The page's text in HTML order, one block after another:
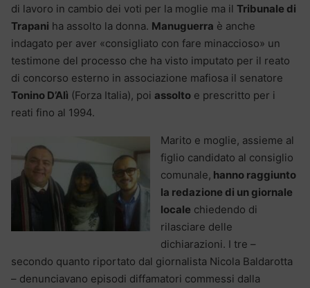
di lavoro in cambio dei voti per la moglie ma il Tribunale di
Trapani ha assolto la donna. Manuguerra è anche
indagato per aver «consigliato con fare minaccioso» un
testimone del processo che ha visto imputato per il reato
di concorso esterno in associazione mafiosa il senatore
Tonino D’Alì (Forza Italia), poi assolto e prescritto per i
reati fino al 1994.
Marito e moglie, assieme al
figlio candidato al consiglio
comunale, hanno raggiunto
la redazione di un giornale
locale chiedendo di
rilasciare delle
dichiarazioni. I tre –
secondo quanto riportato dal giornalista Nicola Baldarotta
– denunciavano episodi diffamatori commessi dalla